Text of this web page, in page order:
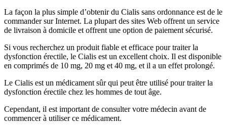
La façon la plus simple d’obtenir du Cialis sans ordonnance est de le
commander sur Internet. La plupart des sites Web offrent un service
de livraison à domicile et offrent une option de paiement sécurisé.
Si vous recherchez un produit fiable et efficace pour traiter la
dysfonction érectile, le Cialis est un excellent choix. Il est disponible
en comprimés de 10 mg, 20 mg et 40 mg, et il a un effet prolongé.
Le Cialis est un médicament sûr qui peut être utilisé pour traiter la
dysfonction érectile chez les hommes de tout âge.
Cependant, il est important de consulter votre médecin avant de
commencer à utiliser ce médicament.